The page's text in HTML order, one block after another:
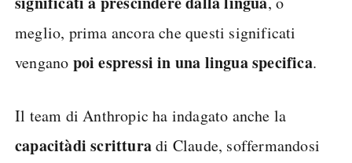
meglio, prima ancora che questi significati
vengano poi espressi in una lingua specifica.
Il team di Anthropic ha indagato anche la
capacitàdi scritturadi Claude, soffermandosi